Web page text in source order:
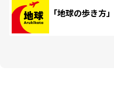
「地球の歩き方